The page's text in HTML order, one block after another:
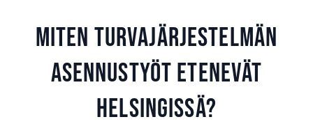
Miten turvajärjestelmän
asennustyöt etenevät
Helsingissä?